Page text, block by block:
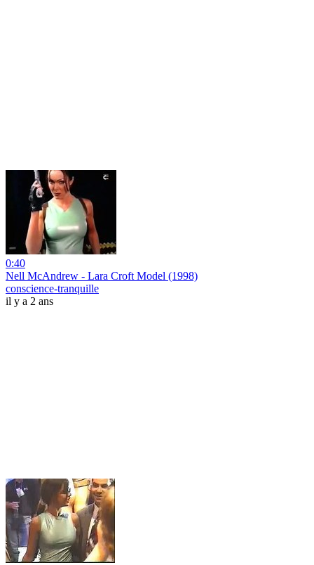
0:40
Nell McAndrew - Lara Croft Model (1998)
conscience-tranquille
il y a 2 ans